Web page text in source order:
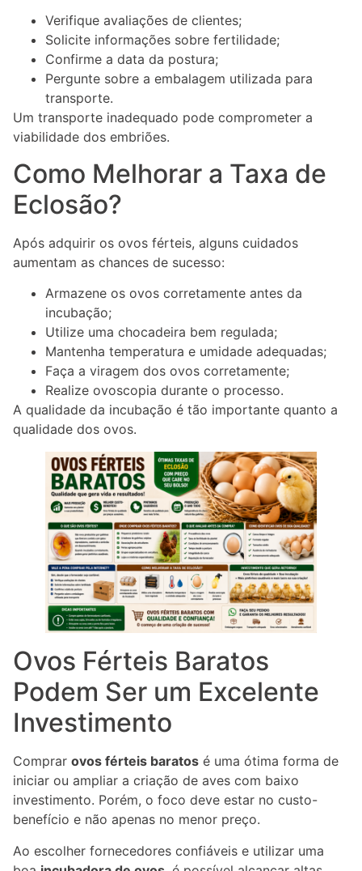
Verifique avaliações de clientes;
Solicite informações sobre fertilidade;
Confirme a data da postura;
Pergunte sobre a embalagem utilizada para
transporte.
Um transporte inadequado pode comprometer a
viabilidade dos embriões.
Como Melhorar a Taxa de
Eclosão?
Após adquirir os ovos férteis, alguns cuidados
aumentam as chances de sucesso:
Armazene os ovos corretamente antes da
incubação;
Utilize uma chocadeira bem regulada;
Mantenha temperatura e umidade adequadas;
Faça a viragem dos ovos corretamente;
Realize ovoscopia durante o processo.
A qualidade da incubação é tão importante quanto a
qualidade dos ovos.
Ovos Férteis Baratos
Podem Ser um Excelente
Investimento
Comprar ovos férteis baratos é uma ótima forma de
iniciar ou ampliar a criação de aves com baixo
investimento. Porém, o foco deve estar no custo-
benefício e não apenas no menor preço.
Ao escolher fornecedores confiáveis e utilizar uma